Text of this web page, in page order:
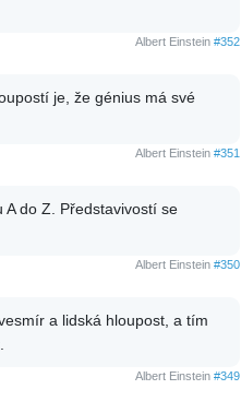
Albert Einstein #352
je, že génius má své
Albert Einstein #351
do Z. Představivostí se
Albert Einstein #350
a lidská hloupost, a tím
Albert Einstein #349